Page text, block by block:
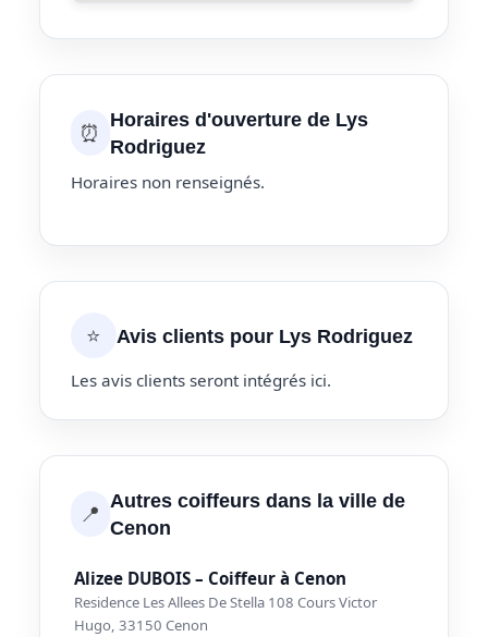
⏰
Horaires d'ouverture de Lys
Rodriguez
Horaires non renseignés.
⭐ Avis clients pour Lys Rodriguez
Les avis clients seront intégrés ici.
📍 Autres coiffeurs dans la ville de
Cenon
Alizee DUBOIS – Coiffeur à Cenon
Residence Les Allees De Stella 108 Cours Victor
Hugo, 33150 Cenon